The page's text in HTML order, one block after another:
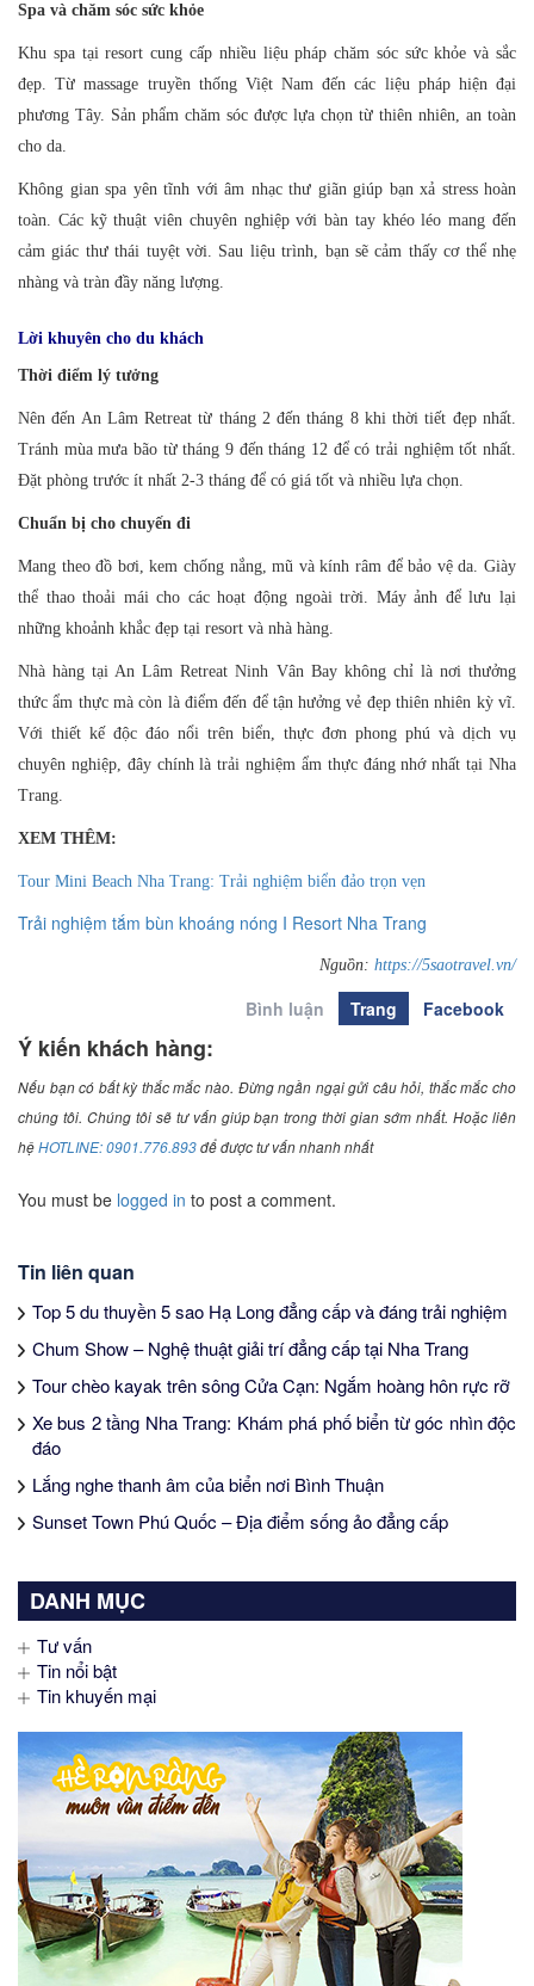
Spa và chăm sóc sức khỏe
Khu spa tại resort cung cấp nhiều liệu pháp chăm sóc sức khỏe và sắc
đẹp. Từ massage truyền thống Việt Nam đến các liệu pháp hiện đại
phương Tây. Sản phẩm chăm sóc được lựa chọn từ thiên nhiên, an toàn
cho da.
Không gian spa yên tĩnh với âm nhạc thư giãn giúp bạn xả stress hoàn
toàn. Các kỹ thuật viên chuyên nghiệp với bàn tay khéo léo mang đến
cảm giác thư thái tuyệt vời. Sau liệu trình, bạn sẽ cảm thấy cơ thể nhẹ
nhàng và tràn đầy năng lượng.
Lời khuyên cho du khách
Thời điểm lý tưởng
Nên đến An Lâm Retreat từ tháng 2 đến tháng 8 khi thời tiết đẹp nhất.
Tránh mùa mưa bão từ tháng 9 đến tháng 12 để có trải nghiệm tốt nhất.
Đặt phòng trước ít nhất 2-3 tháng để có giá tốt và nhiều lựa chọn.
Chuẩn bị cho chuyến đi
Mang theo đồ bơi, kem chống nắng, mũ và kính râm để bảo vệ da. Giày
thể thao thoải mái cho các hoạt động ngoài trời. Máy ảnh để lưu lại
những khoảnh khắc đẹp tại resort và nhà hàng.
Nhà hàng tại An Lâm Retreat Ninh Vân Bay không chỉ là nơi thưởng
thức ẩm thực mà còn là điểm đến để tận hưởng vẻ đẹp thiên nhiên kỳ vĩ.
Với thiết kế độc đáo nổi trên biển, thực đơn phong phú và dịch vụ
chuyên nghiệp, đây chính là trải nghiệm ẩm thực đáng nhớ nhất tại Nha
Trang.
XEM THÊM:
Tour Mini Beach Nha Trang: Trải nghiệm biển đảo trọn vẹn
Trải nghiệm tắm bùn khoáng nóng I Resort Nha Trang
Nguồn: https://5saotravel.vn/
Bình luận Trang Facebook
Ý kiến khách hàng:
Nếu bạn có bất kỳ thắc mắc nào. Đừng ngần ngại gửi câu hỏi, thắc mắc cho
chúng tôi. Chúng tôi sẽ tư vấn giúp bạn trong thời gian sớm nhất. Hoặc liên
hệHOTLINE: 0901.776.893để được tư vấn nhanh nhất
You must be logged in to post a comment.
Tin liên quan
Top 5 du thuyền 5 sao Hạ Long đẳng cấp và đáng trải nghiệm
Chum Show – Nghệ thuật giải trí đẳng cấp tại Nha Trang
Tour chèo kayak trên sông Cửa Cạn: Ngắm hoàng hôn rực rỡ
Xe bus 2 tầng Nha Trang: Khám phá phố biển từ góc nhìn độc
đáo
Lắng nghe thanh âm của biển nơi Bình Thuận
Sunset Town Phú Quốc – Địa điểm sống ảo đẳng cấp
DANH MỤC
Tư vấn
Tin nổi bật
Tin khuyến mại